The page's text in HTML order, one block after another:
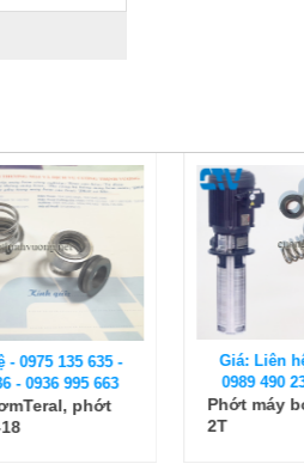
hệ - 0975 135 635 -
236 - 0936 995 663
bơm Walrus TPCK
Giá:
0989
Phớt